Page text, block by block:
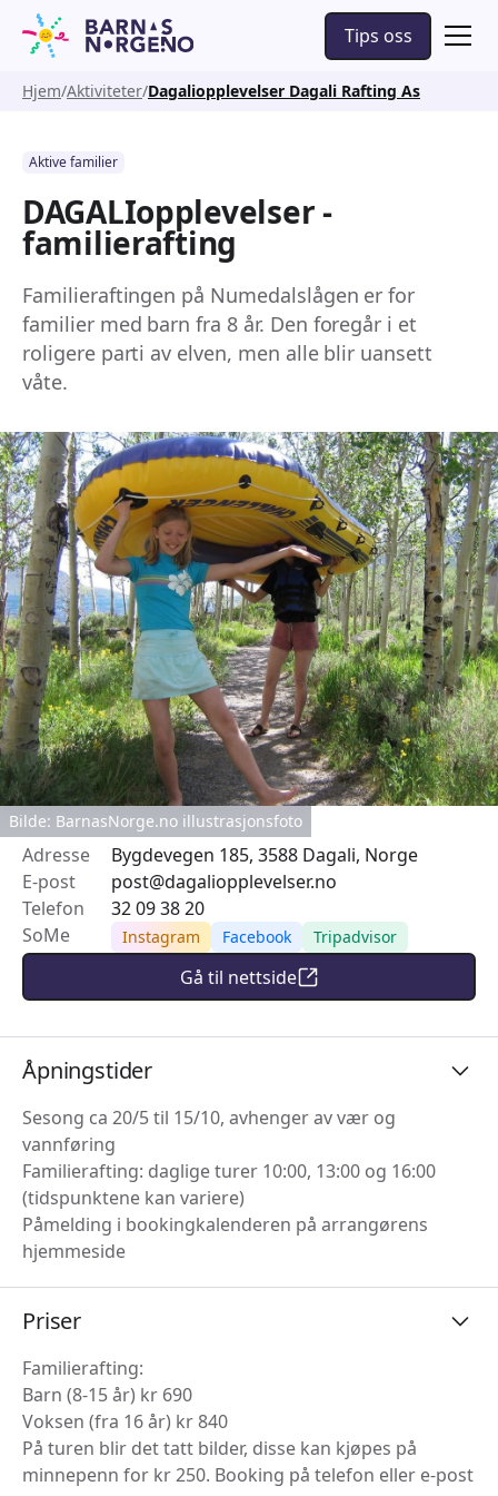
Tips oss
Hjem Aktiviteter Dagaliopplevelser Dagali Rafting As
Aktive familier
DAGALIopplevelser -
familierafting
Familieraftingen på Numedalslågen er for
familier med barn fra 8 år. Den foregår i et
roligere parti av elven, men alle blir uansett
våte.
Bilde: BarnasNorge.no illustrasjonsfoto
Adresse
Bygdevegen 185, 3588 Dagali, Norge
E-post
post@dagaliopplevelser.no
Telefon
32 09 38 20
SoMe
Instagram Facebook Tripadvisor
Gå til nettside
Åpningstider
Sesong ca 20/5 til 15/10, avhenger av vær og
vannføring
Familierafting: daglige turer 10:00, 13:00 og 16:00
(tidspunktene kan variere)
Påmelding i bookingkalenderen på arrangørens
hjemmeside
Priser
Familierafting:
Barn (8-15 år) kr 690
Voksen (fra 16 år) kr 840
På turen blir det tatt bilder, disse kan kjøpes på
minnepenn for kr 250. Booking på telefon eller e-post